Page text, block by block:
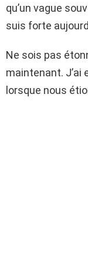
qu’un vague
suis forte
Ne sois pas
maintenant. J’ai
lorsque nous